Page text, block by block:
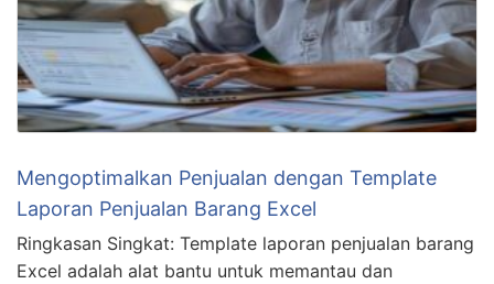
Mengoptimalkan Penjualan dengan Template
Laporan Penjualan Barang Excel
Ringkasan Singkat: Template laporan penjualan barang
Excel adalah alat bantu untuk memantau dan